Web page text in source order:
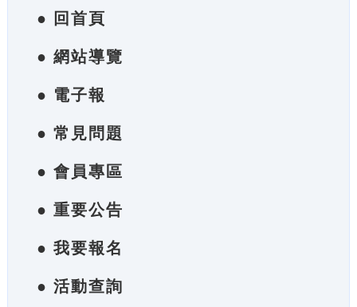
● 回首頁
● 網站導覽
● 電子報
● 常見問題
● 會員專區
● 重要公告
● 我要報名
● 活動查詢